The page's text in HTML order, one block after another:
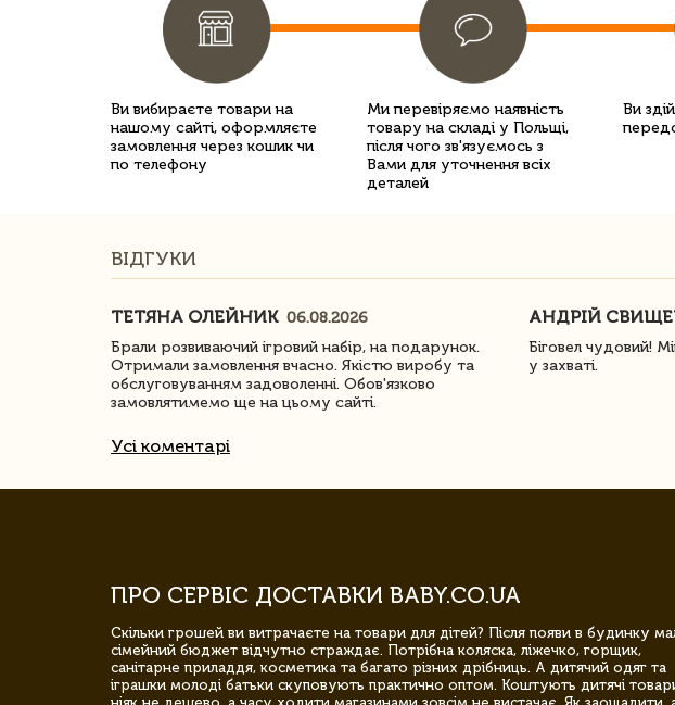
Ви вибираєте товари на
нашому сайті, оформляєте
замовлення через кошик чи
по телефону
Ми перевіряємо наявність
товару на складі у Польщі,
після чого зв'язуємось з
Вами для уточнення всіх
деталей
Ви
ВІДГУКИ
ТЕТЯНА ОЛЕЙНИК 06.08.2026
Брали розвиваючий ігровий набір, на подарунок.
Отримали замовлення вчасно. Якістю виробу та
обслуговуванням задоволенні. Обов'язково
замовлятимемо ще на цьому сайті.
АНДРІЙ
Біговел чудовий!
у захваті.
Усі коментарі
ПРО СЕРВІС ДОСТАВКИ BABY.CO.UA
Скільки грошей ви витрачаєте на товари для дітей? Після появи в будинку
сімейний бюджет відчутно страждає. Потрібна коляска, ліжечко, горщик,
санітарне приладдя, косметика та багато різних дрібниць. А дитячий одяг та
іграшки молоді батьки скуповують практично оптом. Коштують дитячі